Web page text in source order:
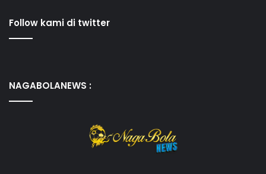
Follow kami di twitter
NAGABOLANEWS :